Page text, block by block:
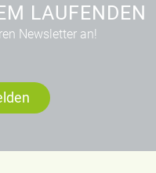
LAUFENDEN
Newsletter an!